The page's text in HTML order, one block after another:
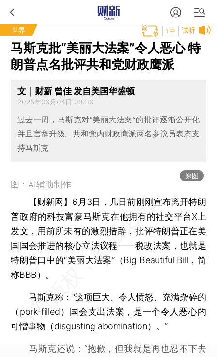
世界 试听
T中
马斯克批“美丽大法案”令人恶心 特
朗普点名批评共和党财政鹰派
文｜财新 曾佳 发自美国华盛顿
2025年06月04日 08:36
过去一周，马斯克对“美丽大法案”的批评逐渐公开化
并且言辞升级。共和党内财政鹰派两名参议员表态支
持马斯克
原图
图：AI辅助制作
【财新网】 6月3日，几日前刚刚宣布离开特朗
普政府的科技富豪马斯克在他拥有的社交平台X上
发文，用前所未有的激烈措辞，批评特朗普正在美
国国会推进的核心立法议程——税改法案，也就是
特朗普口中的“美丽大法案”（Big Beautiful Bill，简
称BBB）。
马斯克称：“这项巨大、令人愤怒、充满杂碎的
（pork-filled）国会支出法案，是一个令人恶心的
可憎事物（disgusting abomination）。”
马斯克还说：“抱歉，但我就是再也忍不下去